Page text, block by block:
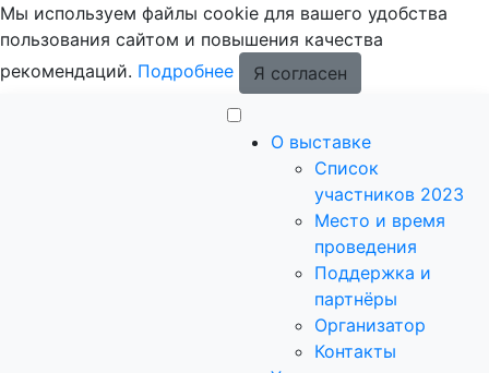
Мы используем файлы cookie для вашего удобства
пользования сайтом и повышения качества
рекомендаций. Подробнее Я согласен
О выставке
Список
участников 2023
Место и время
проведения
Поддержка и
партнёры
Организатор
Контакты